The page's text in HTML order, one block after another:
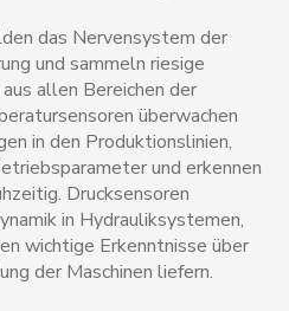
das Nervensystem der
und sammeln riesige
allen Bereichen der
überwachen
in den Produktionslinien,
und erkennen
Drucksensoren
in Hydrauliksystemen,
wichtige Erkenntnisse über
der Maschinen liefern.